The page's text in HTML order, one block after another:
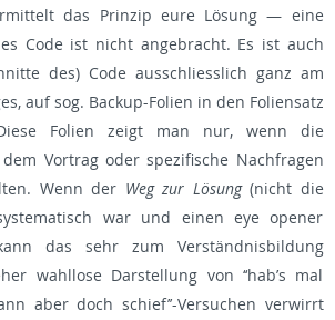
das Prinzip eure Lösung — eine
Code ist nicht angebracht. Es ist auch
des) Code ausschliesslich ganz am
auf sog. Backup-Folien in den Foliensatz
Folien zeigt man nur, wenn die
Vortrag oder spezifische Nachfragen
Wenn der Weg zur Lösung(nicht die
war und einen eye opener
das sehr zum Verständnisbildung
wahllose Darstellung von ‘‘hab’s mal
aber doch schief’’-Versuchen verwirrt